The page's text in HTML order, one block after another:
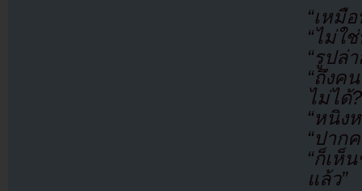
“เหมื
“ไม่ใ
“รูปล่
“ถึงค
ไม่ได้
“หนิง
“ปาก
“ก็เห็
แล้ว”